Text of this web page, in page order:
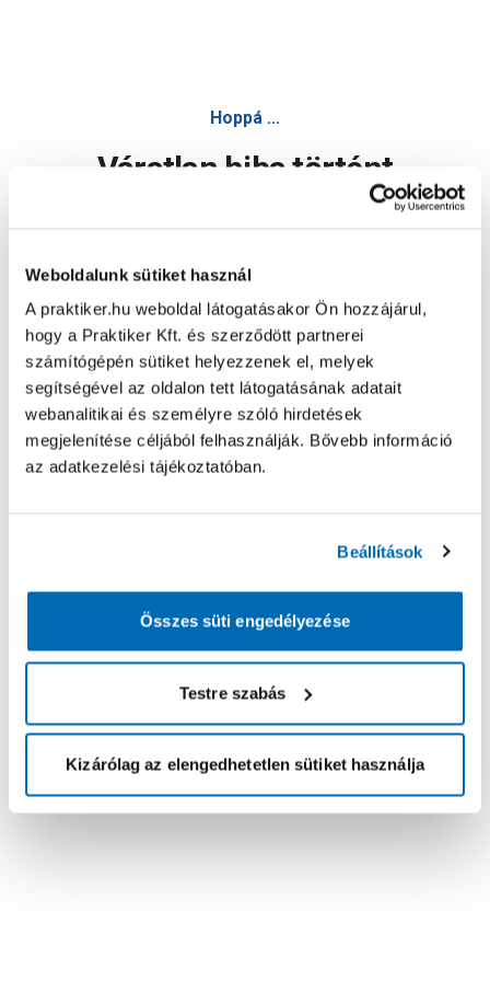
Weboldalunk sütiket használ
A praktiker.hu weboldal látogatásakor Ön hozzájárul,
hogy a Praktiker Kft. és szerződött partnerei
számítógépén sütiket helyezzenek el, melyek
segítségével az oldalon tett látogatásának adatait
webanalitikai és személyre szóló hirdetések
megjelenítése céljából felhasználják. Bővebb információ
az adatkezelési tájékoztatóban.
Beállítások
Összes süti engedélyezése
Testre szabás
Kizárólag az elengedhetetlen sütiket használja
Hoppá ...
Váratlan hiba történt
Oldal újratöltése